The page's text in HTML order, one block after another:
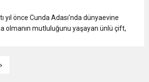
yıl önce Cunda Adası’nda dünyaevine
olmanın mutluluğunu yaşayan ünlü çift,